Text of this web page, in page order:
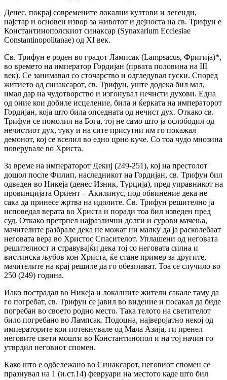
Денес, покрај современите локални култови и легенди,
најстар и основен извор за животот и дејноста на св. Трифун е
Константинополскиот синаксар (Synaxarium Ecclesiae
Constantinopolitanae) од ХІ век.
Св. Трифун е роден во градот Лампсак (Lampsacus, Фригија)*,
во времето на император Гордиjан (првата половина на ІІІ
век). Се занимавал со сточарство и одгледувал гуски. Според
житието од синаксарот, св. Трифун, уште додека бил мал,
имал дар на чудотворство и изгонувал нечисти духови. Една
од оние кои добиле исцеление, била и ќерката на императорот
Гордијан, која што била опседната од нечист дух. Откако св.
Трифун се помолил на Бога, тој не само што ја ослободил од
нечистиот дух, туку и на сите присутни им го покажал
демонот, кој се вселил во едно црно куче. Со тоа чудо мнозина
поверувале во Христа.
За време на императорот Декиј (249-251), кој на престолот
дошол после Филип, наследникот на Гордијан, св. Трифун бил
одведен во Никеја (денес Изник, Турција), пред управникот на
провинцијата Ориент – Акилинус, под обвинение дека не
сака да принесе жртва на идолите. Св. Трифун решително ја
исповедал верата во Христа и поради тоа бил изведен пред
суд. Откако претрпел најразлични долги и сурови мачења,
мачителите разбрале дека не можат ни малку да ја расколебаат
неговата вера во Христос Спасителот. Уплашени од неговата
решителност и стравувајќи дека тој со неговата силна и
вистинска љубов кон Христа, ќе стане пример за другите,
мачителите на крај решиле да го обезглават. Тоа се случило во
250 (249) година.
Иако пострадал во Никеја и локалните жители сакале таму да
го погребат, св. Трифун се јавил во видение и посакал да биде
погребан во своето родно место. Така телото на светителот
било погребано во Лампсак. Подоцна, најверојатно некој од
императорите кои потекнувале од Мала Азија, ги пренел
неговите свети мошти во Константинопол и на тој начин го
утврдил неговиот спомен.
Како што е одбележано во Синаксарот, неговиот спомен се
празнувал на 1 (н.ст.14) февруари на местото каде што бил